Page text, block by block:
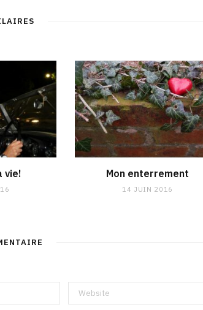
vie! Mon enterrement
14 JUIN 2016